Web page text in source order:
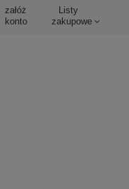
załóż
konto
Listy
zakupowe